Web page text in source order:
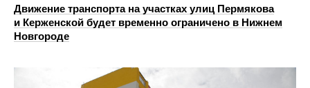
Движение транспорта на участках улиц Пермякова
и Керженской будет временно ограничено в Нижнем
Новгороде